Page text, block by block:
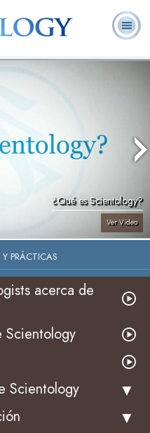
¿Qué es Scientology?
Ver Video
PRÁCTICAS
acerca de
Scientology
Scientology